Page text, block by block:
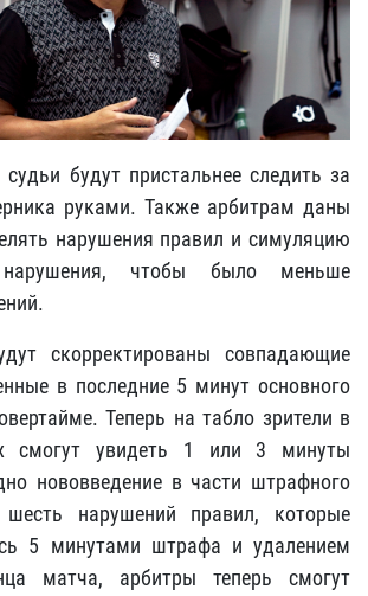
будут пристальнее следить за
руками. Также арбитрам даны
нарушения правил и симуляцию
чтобы было меньше
скорректированы совпадающие
в последние 5 минут основного
Теперь на табло зрители в
смогут увидеть 1 или 3 минуты
нововведение в части штрафного
нарушений правил, которые
5 минутами штрафа и удалением
матча, арбитры теперь смогут